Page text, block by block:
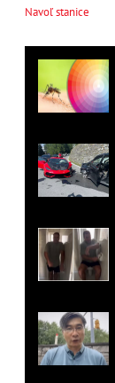
Navoľ stanice